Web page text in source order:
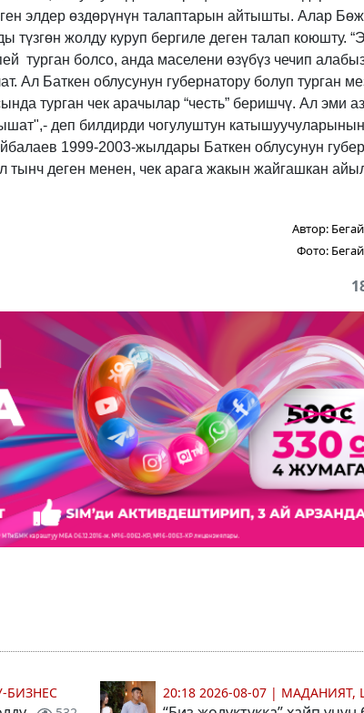
элдер өздөрүнүн талаптарын айтышты. Алар
жолду куруп бергиле деген талап коюшту.
турган болсо, анда маселени өзүбүз чечип
Ал Баткен облусунун губернатору болуп турган
турган чек арачылар “честь” беришчү. Ал эми
деп билдирди чогулуштун
1999-2003-жылдары Баткен облусунун
тынч деген менен, чек арага жакын жайгашкан
Автор:
Фото:
БИЗНЕС 20:18 2026-08-07 | МАДАНИЯТ,